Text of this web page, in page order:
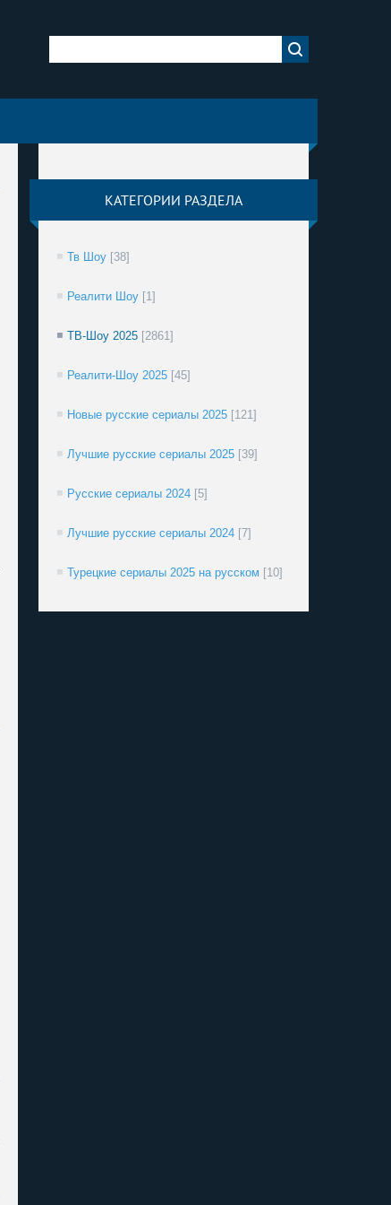
КАТЕГОРИИ РАЗДЕЛА
Тв Шоу [38]
Реалити Шоу [1]
ТВ-Шоу 2025 [2861]
Реалити-Шоу 2025 [45]
Новые русские сериалы 2025 [121]
Лучшие русские сериалы 2025 [39]
Русские сериалы 2024 [5]
Лучшие русские сериалы 2024 [7]
Турецкие сериалы 2025 на русском [10]